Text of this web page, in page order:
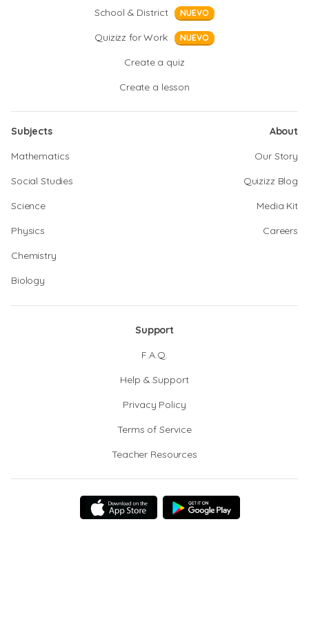
School & District
NUEVO
Quizizz for Work NUEVO
Create a quiz
Create a lesson
Subjects
Mathematics
Social Studies
Science
Physics
Chemistry
Biology
About
Our Story
Quizizz Blog
Media Kit
Careers
Support
F.A.Q.
Help & Support
Privacy Policy
Terms of Service
Teacher Resources